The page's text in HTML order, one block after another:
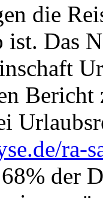
die
ist. Das
Bericht
ra-
der